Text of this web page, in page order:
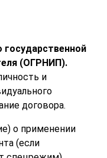
государственной
(ОГРНИП).
и
договора.
о применении
(если